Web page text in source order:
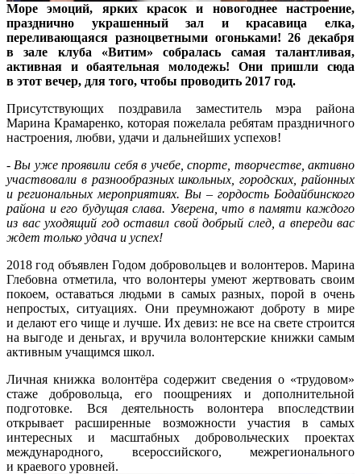
Море эмоций, ярких красок и новогоднее настроение,
празднично украшенный зал и красавица елка,
переливающаяся разноцветными огоньками! 26 декабря
в зале клуба «Витим» собралась самая талантливая,
активная и обаятельная молодежь! Они пришли сюда
в этот вечер, для того, чтобы проводить 2017 год.
Присутствующих поздравила заместитель мэра района
Марина Крамаренко, которая пожелала ребятам праздничного
настроения, любви, удачи и дальнейших успехов!
- Вы уже проявили себя в учебе, спорте, творчестве, активно
участвовали в разнообразных школьных, городских, районных
и региональных мероприятиях. Вы – гордость Бодайбинского
района и его будущая слава. Уверена, что в памяти каждого
из вас уходящий год оставил свой добрый след, а впереди вас
ждет только удача и успех!
2018 год объявлен Годом добровольцев и волонтеров. Марина
Глебовна отметила, что волонтеры умеют жертвовать своим
покоем, оставаться людьми в самых разных, порой в очень
непростых, ситуациях. Они преумножают доброту в мире
и делают его чище и лучше. Их девиз: не все на свете строится
на выгоде и деньгах, и вручила волонтерские книжки самым
активным учащимся школ.
Личная книжка волонтёра содержит сведения о «трудовом»
стаже добровольца, его поощрениях и дополнительной
подготовке. Вся деятельность волонтера впоследствии
открывает расширенные возможности участия в самых
интересных и масштабных добровольческих проектах
международного, всероссийского, межрегионального
и краевого уровней.